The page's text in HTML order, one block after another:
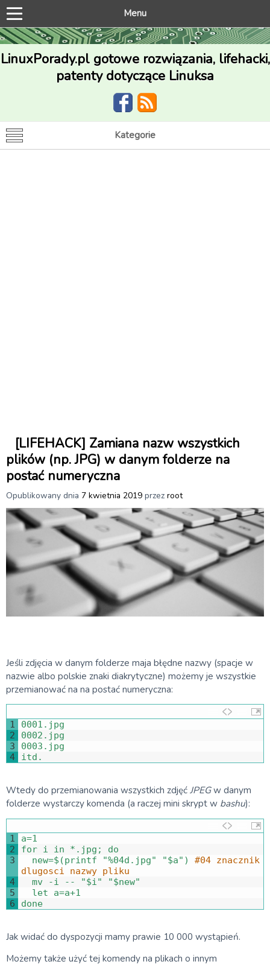
Menu
LinuxPorady.pl gotowe rozwiązania, lifehacki,
patenty dotyczące Linuksa
Kategorie
[LIFEHACK] Zamiana nazw wszystkich
plików (np. JPG) w danym folderze na
postać numeryczna
Opublikowany dnia 7 kwietnia 2019 przez root
Jeśli zdjęcia w danym folderze maja błędne nazwy (spacje w
nazwie albo polskie znaki diakrytyczne) możemy je wszystkie
przemianować na na postać numeryczna:
1
2
3
4
0001.jpg
0002.jpg
0003.jpg
itd .
Wtedy do przemianowania wszystkich zdjęć JPEGw danym
folderze wystarczy komenda (a raczej mini skrypt w bashu):
1
2
3
4
5
6
a=1
for i in * . jpg ;
do
new=$ (printf "%04d.jpg" "$a" )
#04 znacznik
dlugosci nazwy pliku
mv
-i -- "$i"
"$new"
let
a=a+1
done
Jak widać do dyspozycji mamy prawie 10 000 wystąpień.
Możemy także użyć tej komendy na plikach o innym